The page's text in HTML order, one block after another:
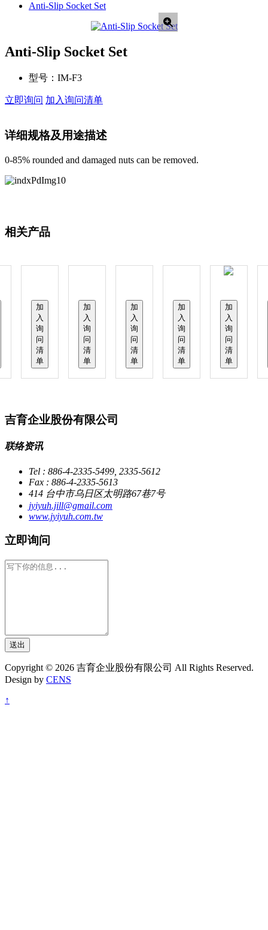
Anti-Slip Socket Set
Anti-Slip Socket Set
型号： IM-F3
立即询问 加入询问清单
详细规格及用途描述
0-85% rounded and damaged nuts can be removed.
相关产品
加
入
询
问
清
单
加
入
询
问
清
单
加
入
询
问
清
单
加
入
询
问
清
单
加
入
询
问
清
单
吉育企业股份有限公司
联络资讯
Tel : 886-4-2335-5499, 2335-5612
Fax : 886-4-2335-5613
414 台中市乌日区太明路67巷7号
jyiyuh.jill@gmail.com
www.jyiyuh.com.tw
立即询问
送出
Copyright © 2026 吉育企业股份有限公司 All Rights Reserved.
Design by CENS
↑